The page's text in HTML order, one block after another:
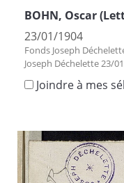
BOHN, Oscar
23/01/1904
Fonds Joseph
Joseph Déchelette 23/
Joindre à mes